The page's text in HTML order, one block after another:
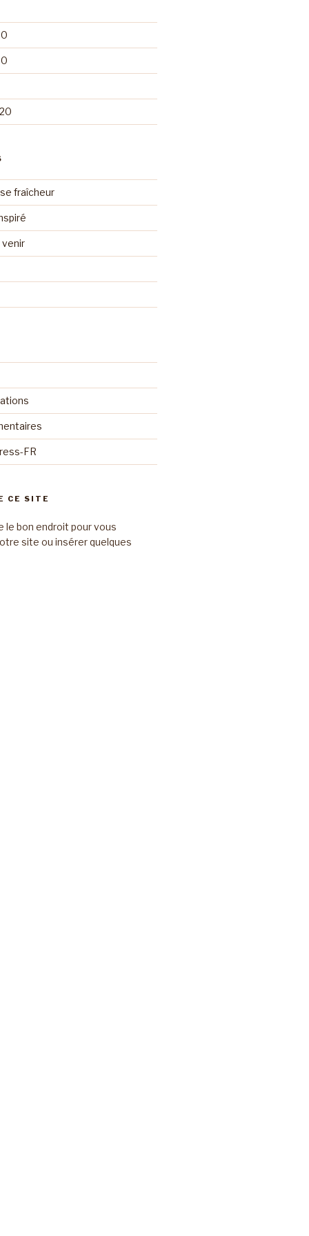
fraîcheur
FR
CE SITE
le bon endroit pour vous
site ou insérer quelques